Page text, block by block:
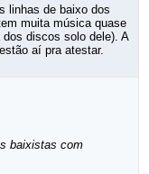
linhas de baixo dos
muita música quase
discos solo dele). A
aí pra atestar.
baixistas com